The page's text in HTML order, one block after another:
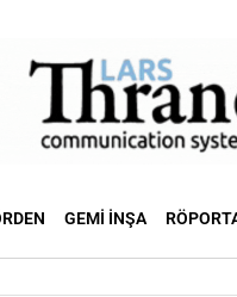
GEMI İNŞA